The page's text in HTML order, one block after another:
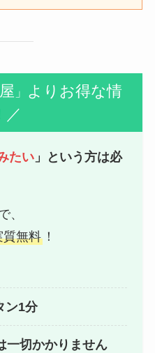
」
よりお得な情
／
たい 」という方は必
、
質無料 ！
ン1分
一切かかりません